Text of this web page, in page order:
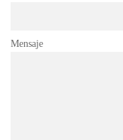
Mensaje